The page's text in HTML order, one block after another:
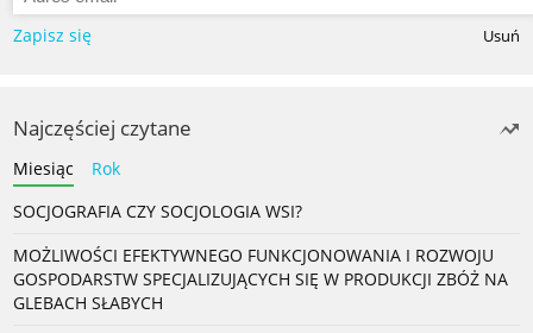
Zapisz się Usuń
Najczęściej czytane
Miesiąc
Rok
SOCJOGRAFIA CZY SOCJOLOGIA WSI?
MOŻLIWOŚCI EFEKTYWNEGO FUNKCJONOWANIA I ROZWOJU
GOSPODARSTW SPECJALIZUJĄCYCH SIĘ W PRODUKCJI ZBÓŻ NA
GLEBACH SŁABYCH